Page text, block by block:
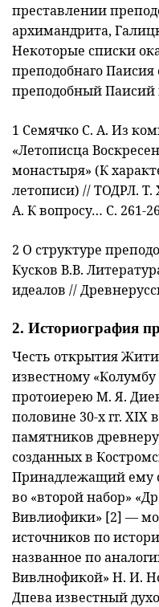
преставлении
архимандрита,
Некоторые списки
преподобнаго
преподобный Паисий
1 Семячко С. А. Из
«Летописца
монастыря» (К
летописи) // ТОДРЛ.
А. К вопросу… С. 261-
2 О структуре
Кусков В.В.
идеалов //
2. Историография
Честь открытия
известному
протоиерею М. Я.
половине 30-х гг.
памятников
созданных в
Принадлежащий ему
во «второй набор»
Вивлиофики» [2] —
источников по
названное по
Вивлнофикой» Н. И.
Дпева известный